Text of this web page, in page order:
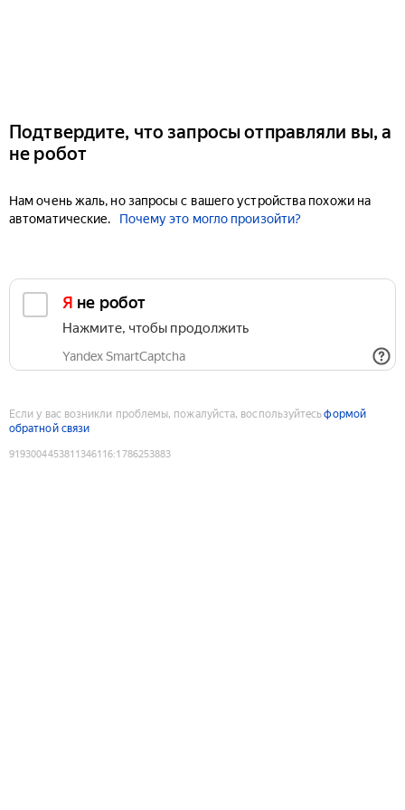
Подтвердите, что запросы отправляли вы, а
не робот
Нам очень жаль, но запросы с вашего устройства похожи на
автоматические.
Почему это могло произойти?
Я не робот
Нажмите, чтобы продолжить
Yandex SmartCaptcha
Если у вас возникли проблемы, пожалуйста, воспользуйтесьформой
обратной связи
9193004453811346116:1786253883